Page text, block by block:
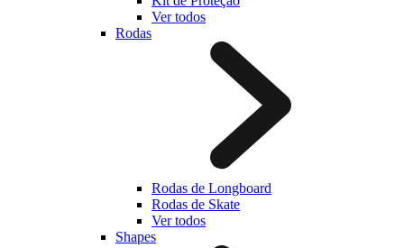
Ver todos
Rodas
Rodas de Longboard
Rodas de Skate
Ver todos
Shapes